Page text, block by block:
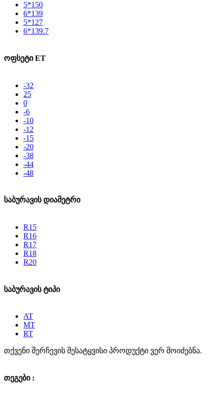
5*150
6*139
5*127
6*139.7
ოფსეტი ET
-32
25
0
-6
-10
-12
-15
-20
-38
-44
-48
საბურავის დიამეტრი
R15
R16
R17
R18
R20
საბურავის ტიპი
AT
MT
RT
თქვენი შერჩევის შესატყვისი პროდუქტი ვერ მოიძებნა.
თეგები :